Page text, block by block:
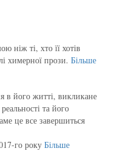
ніж ті, хто її хотів
химерної прози. Більше
в його житті, викликане
та його
це все завершиться
го року Більше